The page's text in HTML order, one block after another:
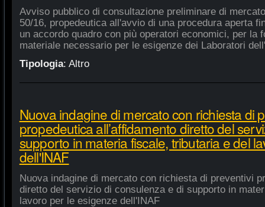
Avviso pubblico di consultazione preliminare di
50/16, propedeutica all'avvio di una procedura aperta
un accordo quadro con più operatori economici, per la
materiale necessario per le esigenze dei Laboratori
Tipologia: Altro
Nuova indagine di mercato con richiesta di
propedeutica all’affidamento diretto del
supporto in materia fiscale, tributaria e del
dell'INAF
Nuova indagine di mercato con richiesta di preventivi
diretto del servizio di consulenza e di supporto in
lavoro per le esigenze dell'INAF